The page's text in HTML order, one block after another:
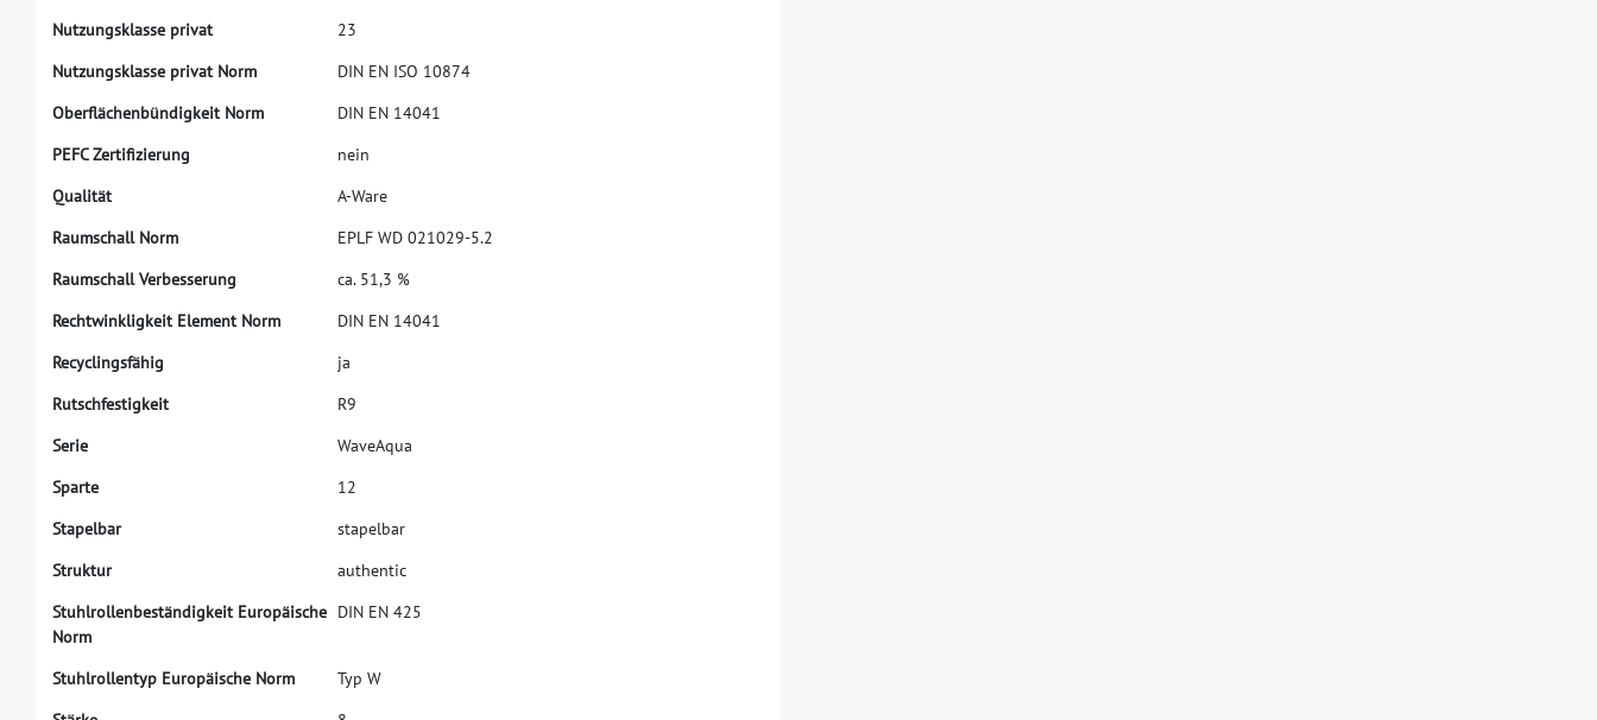
Nutzungsklasse privat 23
Nutzungsklasse privat Norm DIN EN ISO 10874
Oberfächenbündigkeit Norm DIN EN 14041
PEFC Zertifzierung nein
Qualität A-Ware
Raumschall Norm EPLF WD 021029-5.2
Raumschall Verbesserung ca. 51,3 %
Rechtwinkligkeit Element Norm DIN EN 14041
Recyclingsfähig ja
Rutschfestigkeit R9
Serie WaveAqua
Sparte 12
Stapelbar stapelbar
Struktur authentic
Stuhlrollenbeständigkeit Europäische
Norm
DIN EN 425
Stuhlrollentyp Europäische Norm Typ W